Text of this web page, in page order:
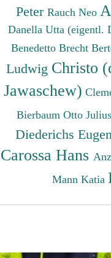
Peter Rauch Neo
Danella Utta (eigentl.
Benedetto Brecht
Ludwig Christo
Jawaschew)
Bierbaum Otto Julius
Diederichs Eugen
Carossa Hans
Mann Katia